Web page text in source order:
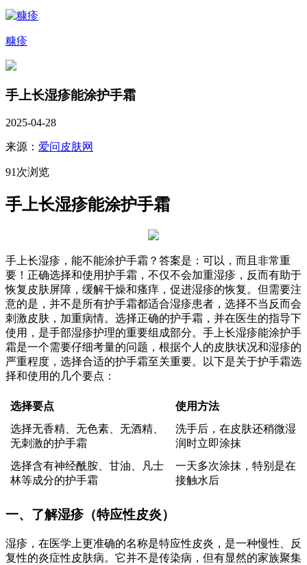
糠疹
手上长湿疹能涂护手霜
2025-04-28
来源： 爱问皮肤网
91次浏览
手上长湿疹能涂护手霜
手上长湿疹，能不能涂护手霜？答案是：可以，而且非常重
要！正确选择和使用护手霜，不仅不会加重湿疹，反而有助于
恢复皮肤屏障，缓解干燥和瘙痒，促进湿疹的恢复。但需要注
意的是，并不是所有护手霜都适合湿疹患者，选择不当反而会
刺激皮肤，加重病情。选择正确的护手霜，并在医生的指导下
使用，是手部湿疹护理的重要组成部分。手上长湿疹能涂护手
霜是一个需要仔细考量的问题，根据个人的皮肤状况和湿疹的
严重程度，选择合适的护手霜至关重要。以下是关于护手霜选
择和使用的几个要点：
选择要点
使用方法
选择无香精、无色素、无酒精、
无刺激的护手霜
洗手后，在皮肤还稍微湿
润时立即涂抹
选择含有神经酰胺、甘油、凡士
林等成分的护手霜
一天多次涂抹，特别是在
接触水后
一、了解湿疹（特应性皮炎）
湿疹，在医学上更准确的名称是特应性皮炎，是一种慢性、反
复性的炎症性皮肤病。它并不是传染病，但有显然的家族聚集